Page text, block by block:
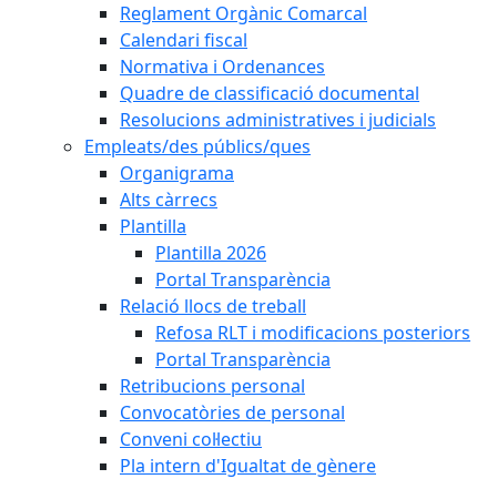
Reglament Orgànic Comarcal
Calendari fiscal
Normativa i Ordenances
Quadre de classificació documental
Resolucions administratives i judicials
Empleats/des públics/ques
Organigrama
Alts càrrecs
Plantilla
Plantilla 2026
Portal Transparència
Relació llocs de treball
Refosa RLT i modificacions posteriors
Portal Transparència
Retribucions personal
Convocatòries de personal
Conveni col·lectiu
Pla intern d'Igualtat de gènere